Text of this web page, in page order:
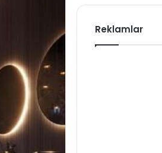
Reklamlar